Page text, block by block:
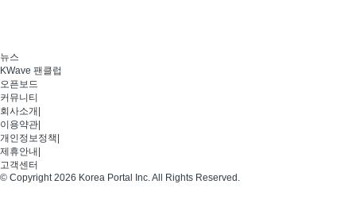
뉴스
KWave 팬클럽
오픈보드
커뮤니티
회사소개
이용약관
개인정보정책
제휴안내
고객센터
© Copyright 2026 Korea Portal Inc. All Rights Reserved.